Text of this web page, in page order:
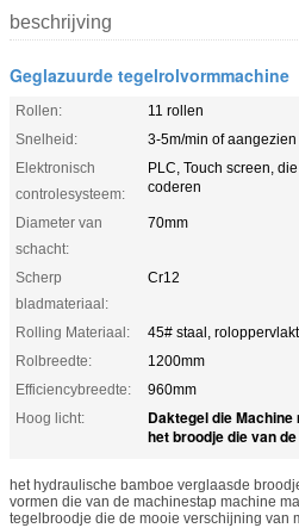
beschrijving
Geglazuurde tegelrolvormmachine
Rollen:
11 rollen
Snelheid:
3-5m/min of
Elektronisch
controlesysteem:
PLC, Touch screen,
coderen
Diameter van
schacht:
70mm
Scherp
bladmateriaal:
Cr12
Rolling Materiaal:
45# staal,
Rolbreedte:
1200mm
Efficiencybreedte:
960mm
Hoog licht:
Daktegel die Machine
het broodje die van
het hydraulische bamboe verglaasde
vormen die van de machinestap machine
tegelbroodje die de mooie verschijning van